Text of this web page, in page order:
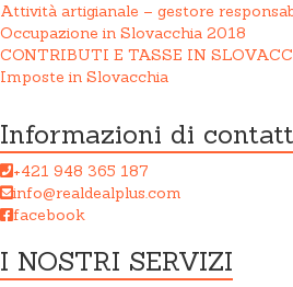
Attività artigianale – gestore
Occupazione in Slovacchia 2018
CONTRIBUTI E TASSE IN
Imposte in Slovacchia
Informazioni di
+421 948 365 187
info@realdealplus.com
facebook
I NOSTRI SERVIZI